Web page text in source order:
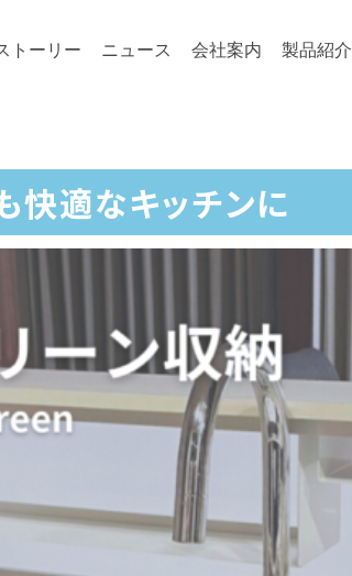
トーリー ニュース 会社案内 製品紹介
快適なキッチンに